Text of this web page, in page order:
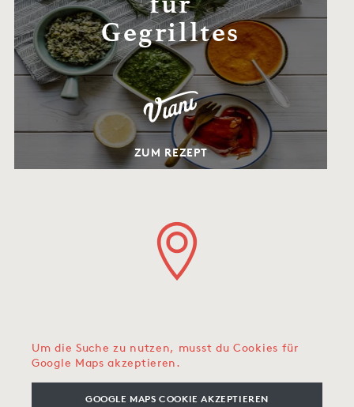
Gegrilltes
ZUM REZEPT
Um die Suche zu nutzen, musst du Cookies für
Google Maps akzeptieren.
GOOGLE MAPS COOKIE AKZEPTIEREN